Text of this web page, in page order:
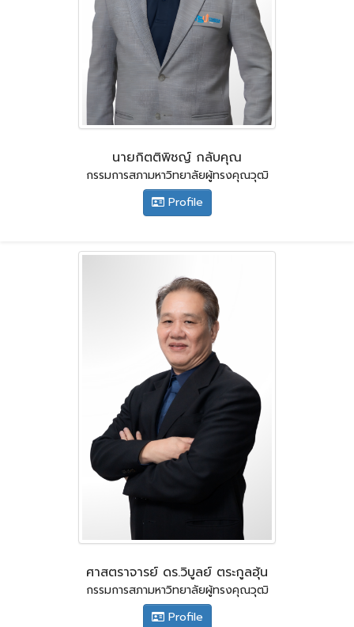
นายกิตติพิชญ์ กลับคุณ
กรรมการสภามหาวิทยาลัยผู้ทรงคุณวุฒิ
Profile
ศาสตราจารย์ ดร.วิบูลย์ ตระกูลฮุ้น
กรรมการสภามหาวิทยาลัยผู้ทรงคุณวุฒิ
Profile